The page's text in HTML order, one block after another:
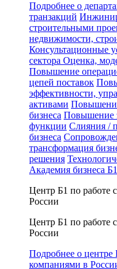
Подробнее о
транзакций
строительными
недвижимости,
Консультационные
сектора Оценка,
Повышение
цепей поставок
эффективности,
активами
бизнеса Повышение
функции Слияния /
бизнеса
трансформация
решения
Академия бизнеса Б1
Центр Б1 по работе
России
Центр Б1 по работе
России
Подробнее о центре
компаниями в